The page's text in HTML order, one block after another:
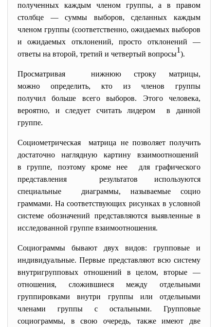
полученных каждым членом группы, а в правом
столбце — суммы выборов, сделанных каждым
членом группы (соответственно, ожидаемых выборов
и ожидаемых отклонений, просто отклонений —
ответы на второй, третий и четвертый вопросы1).
Просматривая нижнюю строку матрицы,
можно определить, кто из членов группы
получил больше всего выборов. Этого человека,
вероятно, и следует считать лидером в данной
группе.
Социометрическая матрица не позволяет получить
достаточно наглядную картину взаимоотношений
в группе, поэтому кроме нее для графического
представления результатов используются
специальные диаграммы, называемые социо
граммами. На соответствующих рисунках в условной
системе обозначений представляются выявленные в
исследованной группе взаимоотношения.
Социограммы бывают двух видов: групповые и
индивидуальные. Первые представляют всю систему
внутригрупповых отношений в целом, вторые —
отношения, сложившиеся между отдельными
группировками внутри группы или отдельными
членами группы с остальными. Групповые
социограммы, в свою очередь, также имеют две